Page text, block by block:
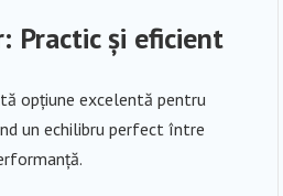
Practic și eficient
opțiune excelentă pentru
un echilibru perfect între